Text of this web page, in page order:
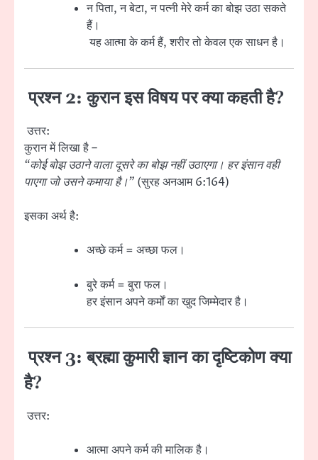
न पिता, न बेटा, न पत्नी मेरे कर्म का बोझ उठा सकते
हैं।
यह आत्मा के कर्म हैं, शरीर तो केवल एक साधन है।
प्रश्न 2: कुरान इस विषय पर क्या कहती है?
उत्तर:
कुरान में लिखा है –
“कोई बोझ उठाने वाला दूसरे का बोझ नहीं उठाएगा। हर इंसान वही
पाएगा जो उसने कमाया है।” (सुरह अनआम 6:164)
इसका अर्थ है:
अच्छे कर्म = अच्छा फल।
बुरे कर्म = बुरा फल।
हर इंसान अपने कर्मों का खुद जिम्मेदार है।
प्रश्न 3: ब्रह्मा कुमारी ज्ञान का दृष्टिकोण क्या
है?
उत्तर:
आत्मा अपने कर्म की मालिक है।